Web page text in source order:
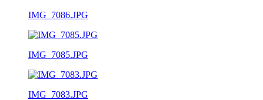
IMG_7086.JPG
IMG_7085.JPG
IMG_7083.JPG